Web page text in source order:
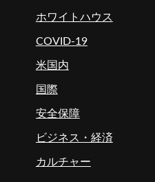
ホワイトハウス
COVID-19
米国内
国際
安全保障
ビジネス・経済
カルチャー